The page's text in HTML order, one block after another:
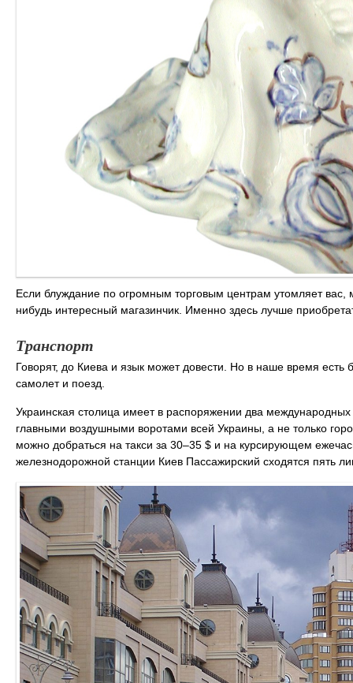
Если блуждание по огромным торговым центрам утомляет вас,
нибудь интересный магазинчик. Именно здесь лучше
Транспорт
Говорят, до Киева и язык может довести. Но в наше время
самолет и поезд.
Украинская столица имеет в распоряжении два
главными воздушными воротами всей Украины, а не только
можно добраться на такси за 30–35 $ и на курсирующем
железнодорожной станции Киев Пассажирский сходятся пять